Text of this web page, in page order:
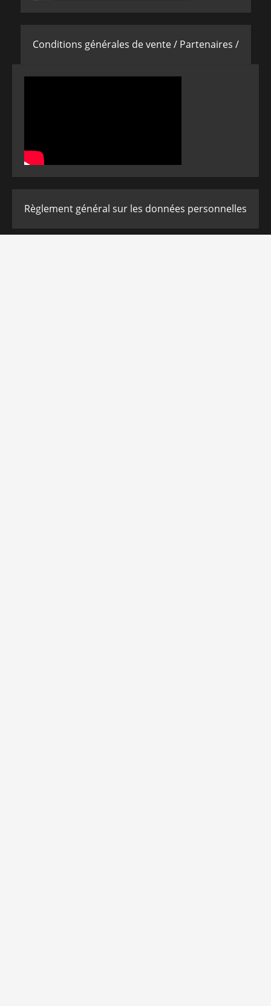
Conditions générales de vente / Partenaires /
Règlement général sur les données personnelles